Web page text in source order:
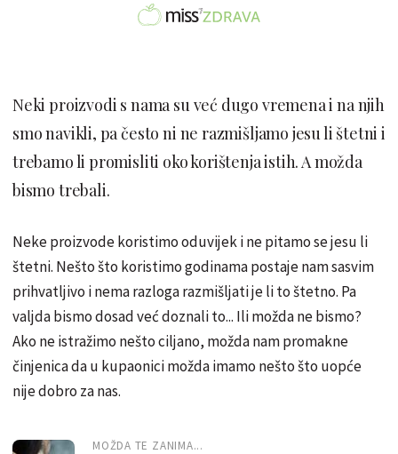
Neki proizvodi s nama su već dugo vremena i na njih
smo navikli, pa često ni ne razmišljamo jesu li štetni i
trebamo li promisliti oko korištenja istih. A možda
bismo trebali.
Neke proizvode koristimo oduvijek i ne pitamo se jesu li
štetni. Nešto što koristimo godinama postaje nam sasvim
prihvatljivo i nema razloga razmišljati je li to štetno. Pa
valjda bismo dosad već doznali to... Ili možda ne bismo?
Ako ne istražimo nešto ciljano, možda nam promakne
činjenica da u kupaonici možda imamo nešto što uopće
nije dobro za nas.
MOŽDA TE ZANIMA...